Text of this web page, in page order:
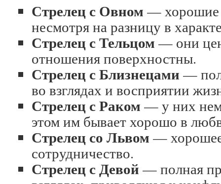
Стрелец с Овном — хорошие
несмотря на разницу в
Стрелец с Тельцом — они
отношения поверхностны.
Стрелец с Близнецами —
во взглядах и восприятии
Стрелец с Раком — у них
этом им бывает хорошо в
Стрелец со Львом —
сотрудничество.
Стрелец с Девой — полная